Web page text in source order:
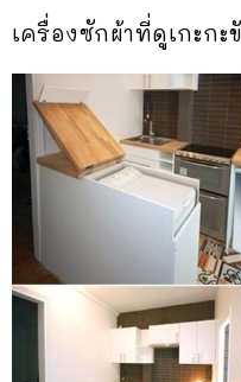
เครื่องซักผ้าที่ดูเกะก